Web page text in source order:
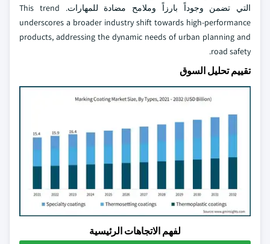
التي تضمن وجوداً بارزاً وملامح مضادة للمهارات. This trend
underscores a broader industry shift towards high-performance
products, addressing the dynamic needs of urban planning and
road safety.
تقييم تحليل السوق
لفهم الاتجاهات الرئيسية